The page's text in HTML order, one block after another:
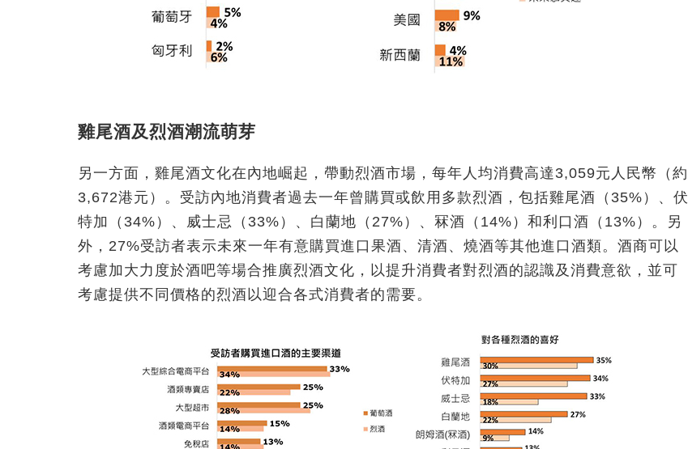
雞尾酒及烈酒潮流萌芽
另一方面，雞尾酒文化在內地崛起，帶動烈酒市場，每年人均消費高達3,059元人民幣（約
3,672港元）。受訪內地消費者過去一年曾購買或飲用多款烈酒，包括雞尾酒（35%）、伏
特加（34%）、威士忌（33%）、白蘭地（27%）、冧酒（14%）和利口酒（13%）。另
外，27%受訪者表示未來一年有意購買進口果酒、清酒、燒酒等其他進口酒類。酒商可以
考慮加大力度於酒吧等場合推廣烈酒文化，以提升消費者對烈酒的認識及消費意欲，並可
考慮提供不同價格的烈酒以迎合各式消費者的需要。